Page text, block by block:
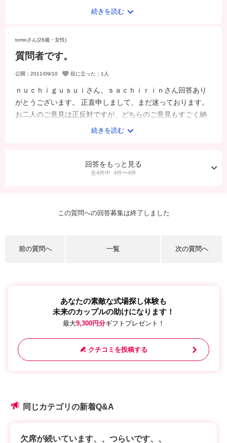
す。遠方だったり、疎遠になってしまってい...
続きを読む
tomoさん(28歳・女性)
質問者です。
公開：2011/09/10 役に立った： 1 人
ｎｕｃｈｉｇｕｓｕｉさん、ｓａｃｈｉｒｉｎさん回答あり
がとうございます。 正直申しまして、まだ迷っております。
お二人のご意見は正反対ですが、どちらのご意見もすごく納
得できるからです。 少人...続きを読む
回答をもっと見る
全4件中 4件〜4件
この質問への回答募集は終了しました
前の質問へ 一覧 次の質問へ
あなたの素敵な式場探し体験も
未来のカップルの助けになります！
最大9,300円分ギフトプレゼント！
クチコミを投稿する
同じカテゴリの新着Q&A
欠席が続いています、、つらいです、、